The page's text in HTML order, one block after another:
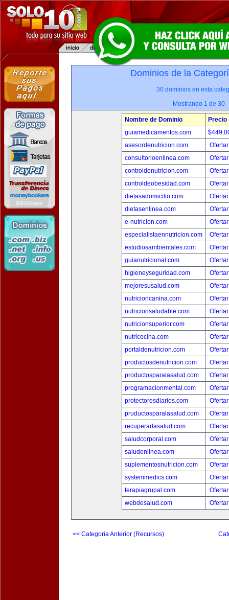
Dominios de la
30 dominios en esta
Mostrando 1 de 30
Nombre de Dominio
Precio
guiamedicamentos.com
asesordenutricion.com
consultorioenlinea.com
controldenutricion.com
controldeobesidad.com
dietasadomicilio.com
dietasenlinea.com
e-nutricion.com
especialistaennutricion.com
estudiosambientales.com
guianutricional.com
higieneyseguridad.com
mejoresusalud.com
nutricioncanina.com
nutricionsaludable.com
nutricionsuperior.com
nutricocina.com
portaldenutricion.com
productosdenutricion.com
productosparalasalud.com
programacionmental.com
protectoresdiarios.com
pruductosparalasalud.com
recuperarlasalud.com
saludcorporal.com
saludenlinea.com
suplementosnutricion.com
systemmedics.com
terapiagrupal.com
webdesalud.com
<< Categoria Anterior (Recursos)